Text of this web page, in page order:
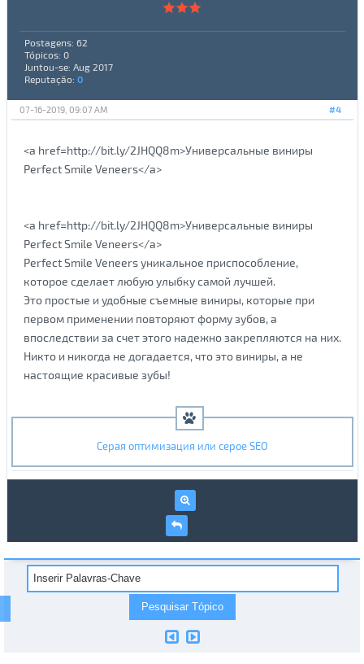
Postagens: 62
Tópicos: 0
Juntou-se: Aug 2017
Reputação: 0
#4
07-16-2019, 09:07 AM
<a href=http://bit.ly/2JHQQ8m>Универсальные виниры
Perfect Smile Veneers</a>
<a href=http://bit.ly/2JHQQ8m>Универсальные виниры
Perfect Smile Veneers</a>
Perfect Smile Veneers уникальное приспособление,
которое сделает любую улыбку самой лучшей.
Это простые и удобные съемные виниры, которые при
первом применении повторяют форму зубов, а
впоследствии за счет этого надежно закрепляются на них.
Никто и никогда не догадается, что это виниры, а не
настоящие красивые зубы!
Серая оптимизация или серое SEO